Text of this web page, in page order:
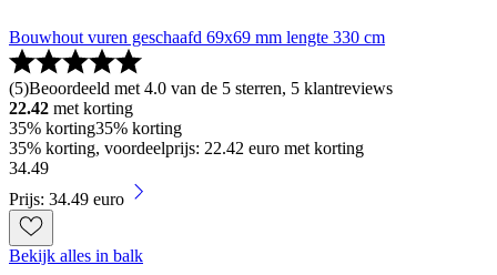
Bouwhout vuren geschaafd 69x69 mm lengte 330 cm
(5)Beoordeeld met 4.0 van de 5 sterren, 5 klantreviews
22.42 met korting
35% korting35% korting
35% korting, voordeelprijs: 22.42 euro met korting
34.49
Prijs: 34.49 euro
Bekijk alles in balk